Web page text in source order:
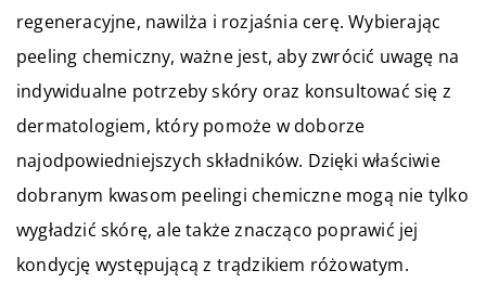
regeneracyjne, nawilża i rozjaśnia cerę. Wybierając
peeling chemiczny, ważne jest, aby zwrócić uwagę na
indywidualne potrzeby skóry oraz konsultować się z
dermatologiem, który pomoże w doborze
najodpowiedniejszych składników. Dzięki właściwie
dobranym kwasom peelingi chemiczne mogą nie tylko
wygładzić skórę, ale także znacząco poprawić jej
kondycję występującą z trądzikiem różowatym.